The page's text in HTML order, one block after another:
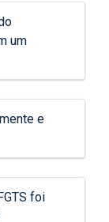
um
e
foi